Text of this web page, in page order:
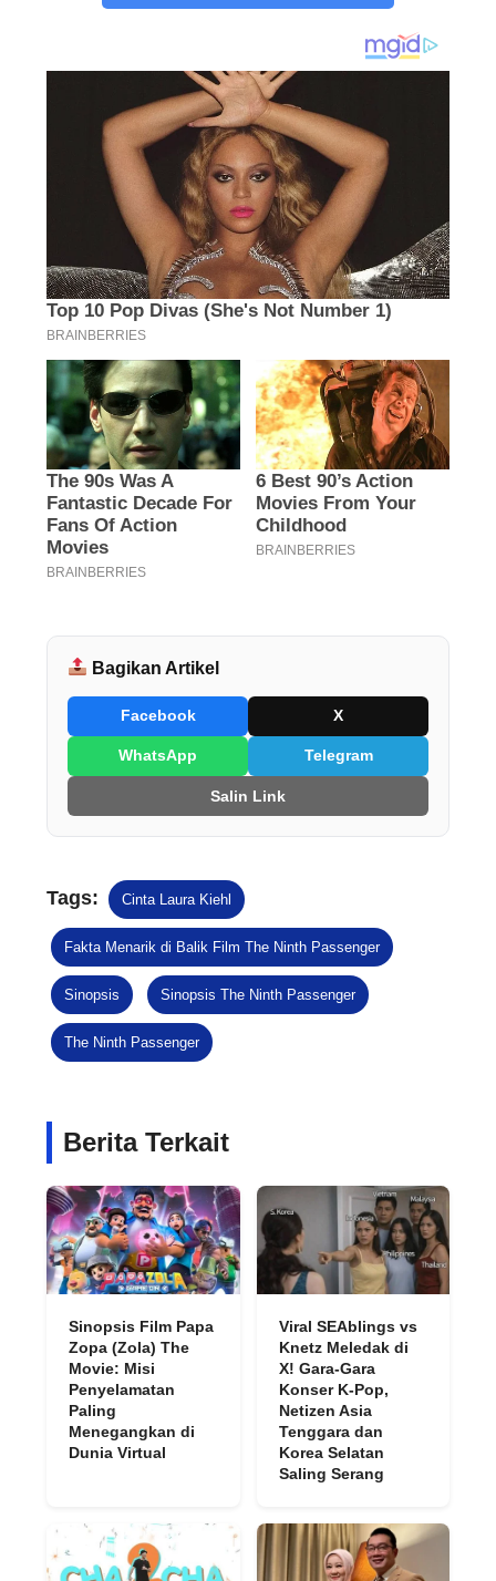
Bagikan Artikel
Facebook X
WhatsApp Telegram
Salin Link
Tags: Cinta Laura Kiehl
Fakta Menarik di Balik Film The Ninth Passenger
Sinopsis Sinopsis The Ninth Passenger
The Ninth Passenger
Berita Terkait
Sinopsis Film Papa
Zopa (Zola) The
Movie: Misi
Penyelamatan
Paling
Menegangkan di
Dunia Virtual
Viral SEAblings vs
Knetz Meledak di
X! Gara-Gara
Konser K-Pop,
Netizen Asia
Tenggara dan
Korea Selatan
Saling Serang